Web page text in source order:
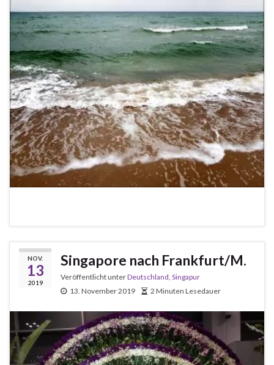
NOV.
13
2019
Singapore nach Frankfurt/M.
Veröffentlicht unterDeutschland Singapur
13. November 2019
2 Minuten Lesedauer